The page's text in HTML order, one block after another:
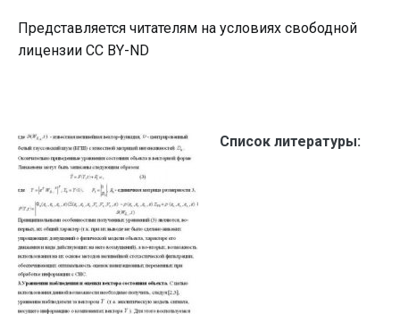
Представляется читателям на условиях свободной
лицензии CC BY-ND
Список литературы: